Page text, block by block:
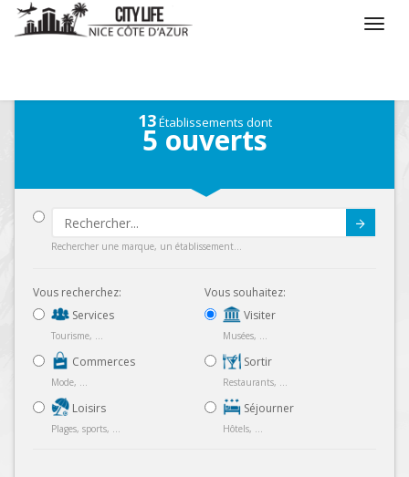
13Établissements dont
5 ouverts
Rechercher une marque, un établissement...
Vous recherchez:
Services
Tourisme, ...
Commerces
Mode, ...
Loisirs
Plages, sports, ...
Vous souhaitez:
Visiter
Musées, ...
Sortir
Restaurants, ...
Séjourner
Hôtels, ...